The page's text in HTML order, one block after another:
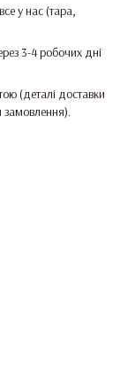
у нас (тара,
3-4 робочих дні
(деталі доставки